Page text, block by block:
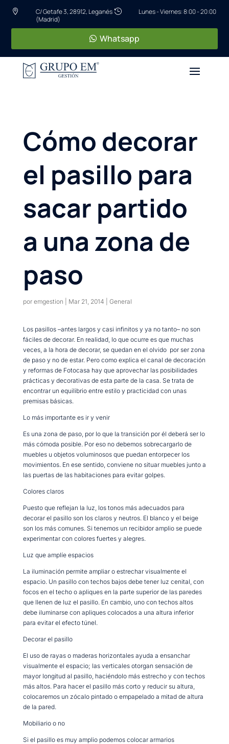

C/ Getafe 3, 28912, Leganés
(Madrid)
 Lunes - Viernes: 8:00 - 20:00
Whatsapp
Cómo decorar
el pasillo para
sacar partido
a una zona de
paso
por emgestion Mar 21, 2014 General
Los pasillos –antes largos y casi infinitos y ya no tanto– no son
fáciles de decorar. En realidad, lo que ocurre es que muchas
veces, a la hora de decorar, se quedan en el olvido por ser zona
de paso y no de estar. Pero como explica el canal de decoración
y reformas de Fotocasa hay que aprovechar las posibilidades
prácticas y decorativas de esta parte de la casa. Se trata de
encontrar un equilibrio entre estilo y practicidad con unas
premisas básicas.
Lo más importante es ir y venir
Es una zona de paso, por lo que la transición por él deberá ser lo
más cómoda posible. Por eso no debemos sobrecargarlo de
muebles u objetos voluminosos que puedan entorpecer los
movimientos. En ese sentido, conviene no situar muebles junto a
las puertas de las habitaciones para evitar golpes.
Colores claros
Puesto que reflejan la luz, los tonos más adecuados para
decorar el pasillo son los claros y neutros. El blanco y el beige
son los más comunes. Si tenemos un recibidor amplio se puede
experimentar con colores fuertes y alegres.
Luz que amplíe espacios
La iluminación permite ampliar o estrechar visualmente el
espacio. Un pasillo con techos bajos debe tener luz cenital, con
focos en el techo o apliques en la parte superior de las paredes
que llenen de luz el pasillo. En cambio, uno con techos altos
debe iluminarse con apliques colocados a una altura inferior
para evitar el efecto túnel.
Decorar el pasillo
El uso de rayas o maderas horizontales ayuda a ensanchar
visualmente el espacio; las verticales otorgan sensación de
mayor longitud al pasillo, haciéndolo más estrecho y con techos
más altos. Para hacer el pasillo más corto y reducir su altura,
colocaremos un zócalo pintado o empapelado a mitad de altura
de la pared.
Mobiliario o no
Si el pasillo es muy amplio podemos colocar armarios